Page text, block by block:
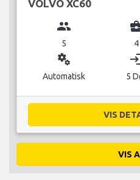
VOLVO XC60
group
5 4
miscellaneous_services
Automatisk 5
VIS
VIS